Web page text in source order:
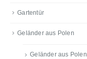
Gartentür
Geländer aus Polen
Geländer aus Polen